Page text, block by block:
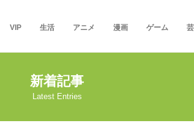
VIP 生活 アニメ 漫画 ゲーム
新着記事
Latest Entries